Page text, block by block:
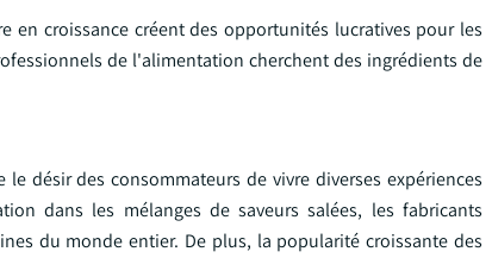
en croissance créent des opportunités lucratives pour les
de l'alimentation cherchent des ingrédients de
désir des consommateurs de vivre diverses expériences
dans les mélanges de saveurs salées, les fabricants
du monde entier. De plus, la popularité croissante des